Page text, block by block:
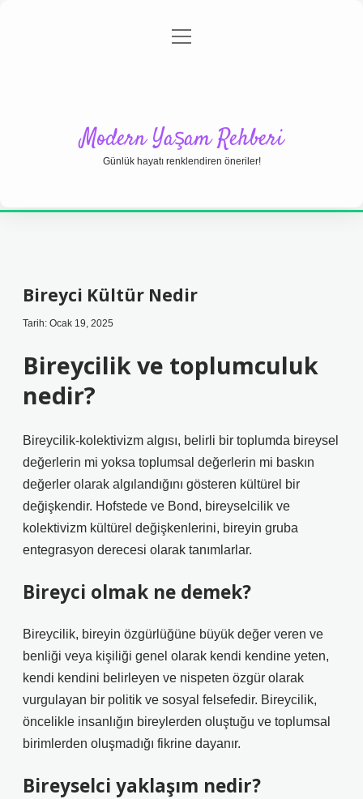
Gizlilik Politikası
menüyü
Modern Yaşam Rehberi
Günlük hayatı renklendiren öneriler!
Bireyci Kültür Nedir
Tarih: Ocak 19, 2025
Bireycilik ve toplumculuk
nedir?
Bireycilik-kolektivizm algısı, belirli bir toplumda bireysel
değerlerin mi yoksa toplumsal değerlerin mi baskın
değerler olarak algılandığını gösteren kültürel bir
değişkendir. Hofstede ve Bond, bireyselcilik ve
kolektivizm kültürel değişkenlerini, bireyin gruba
entegrasyon derecesi olarak tanımlarlar.
Bireyci olmak ne demek?
Bireycilik, bireyin özgürlüğüne büyük değer veren ve
benliği veya kişiliği genel olarak kendi kendine yeten,
kendi kendini belirleyen ve nispeten özgür olarak
vurgulayan bir politik ve sosyal felsefedir. Bireycilik,
öncelikle insanlığın bireylerden oluştuğu ve toplumsal
birimlerden oluşmadığı fikrine dayanır.
Bireyselci yaklaşım nedir?